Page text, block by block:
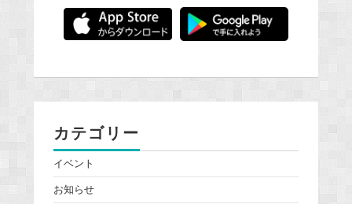
カテゴリー
イベント
お知らせ